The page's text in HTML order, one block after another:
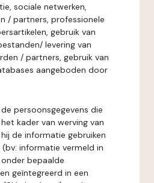
sociale netwerken,
/ partners, professionele
gebruik van
levering van
/ partners, gebruik van
aangeboden door
persoonsgegevens die
kader van werving van
de informatie gebruiken
informatie vermeld in
bepaalde
geïntegreerd in een